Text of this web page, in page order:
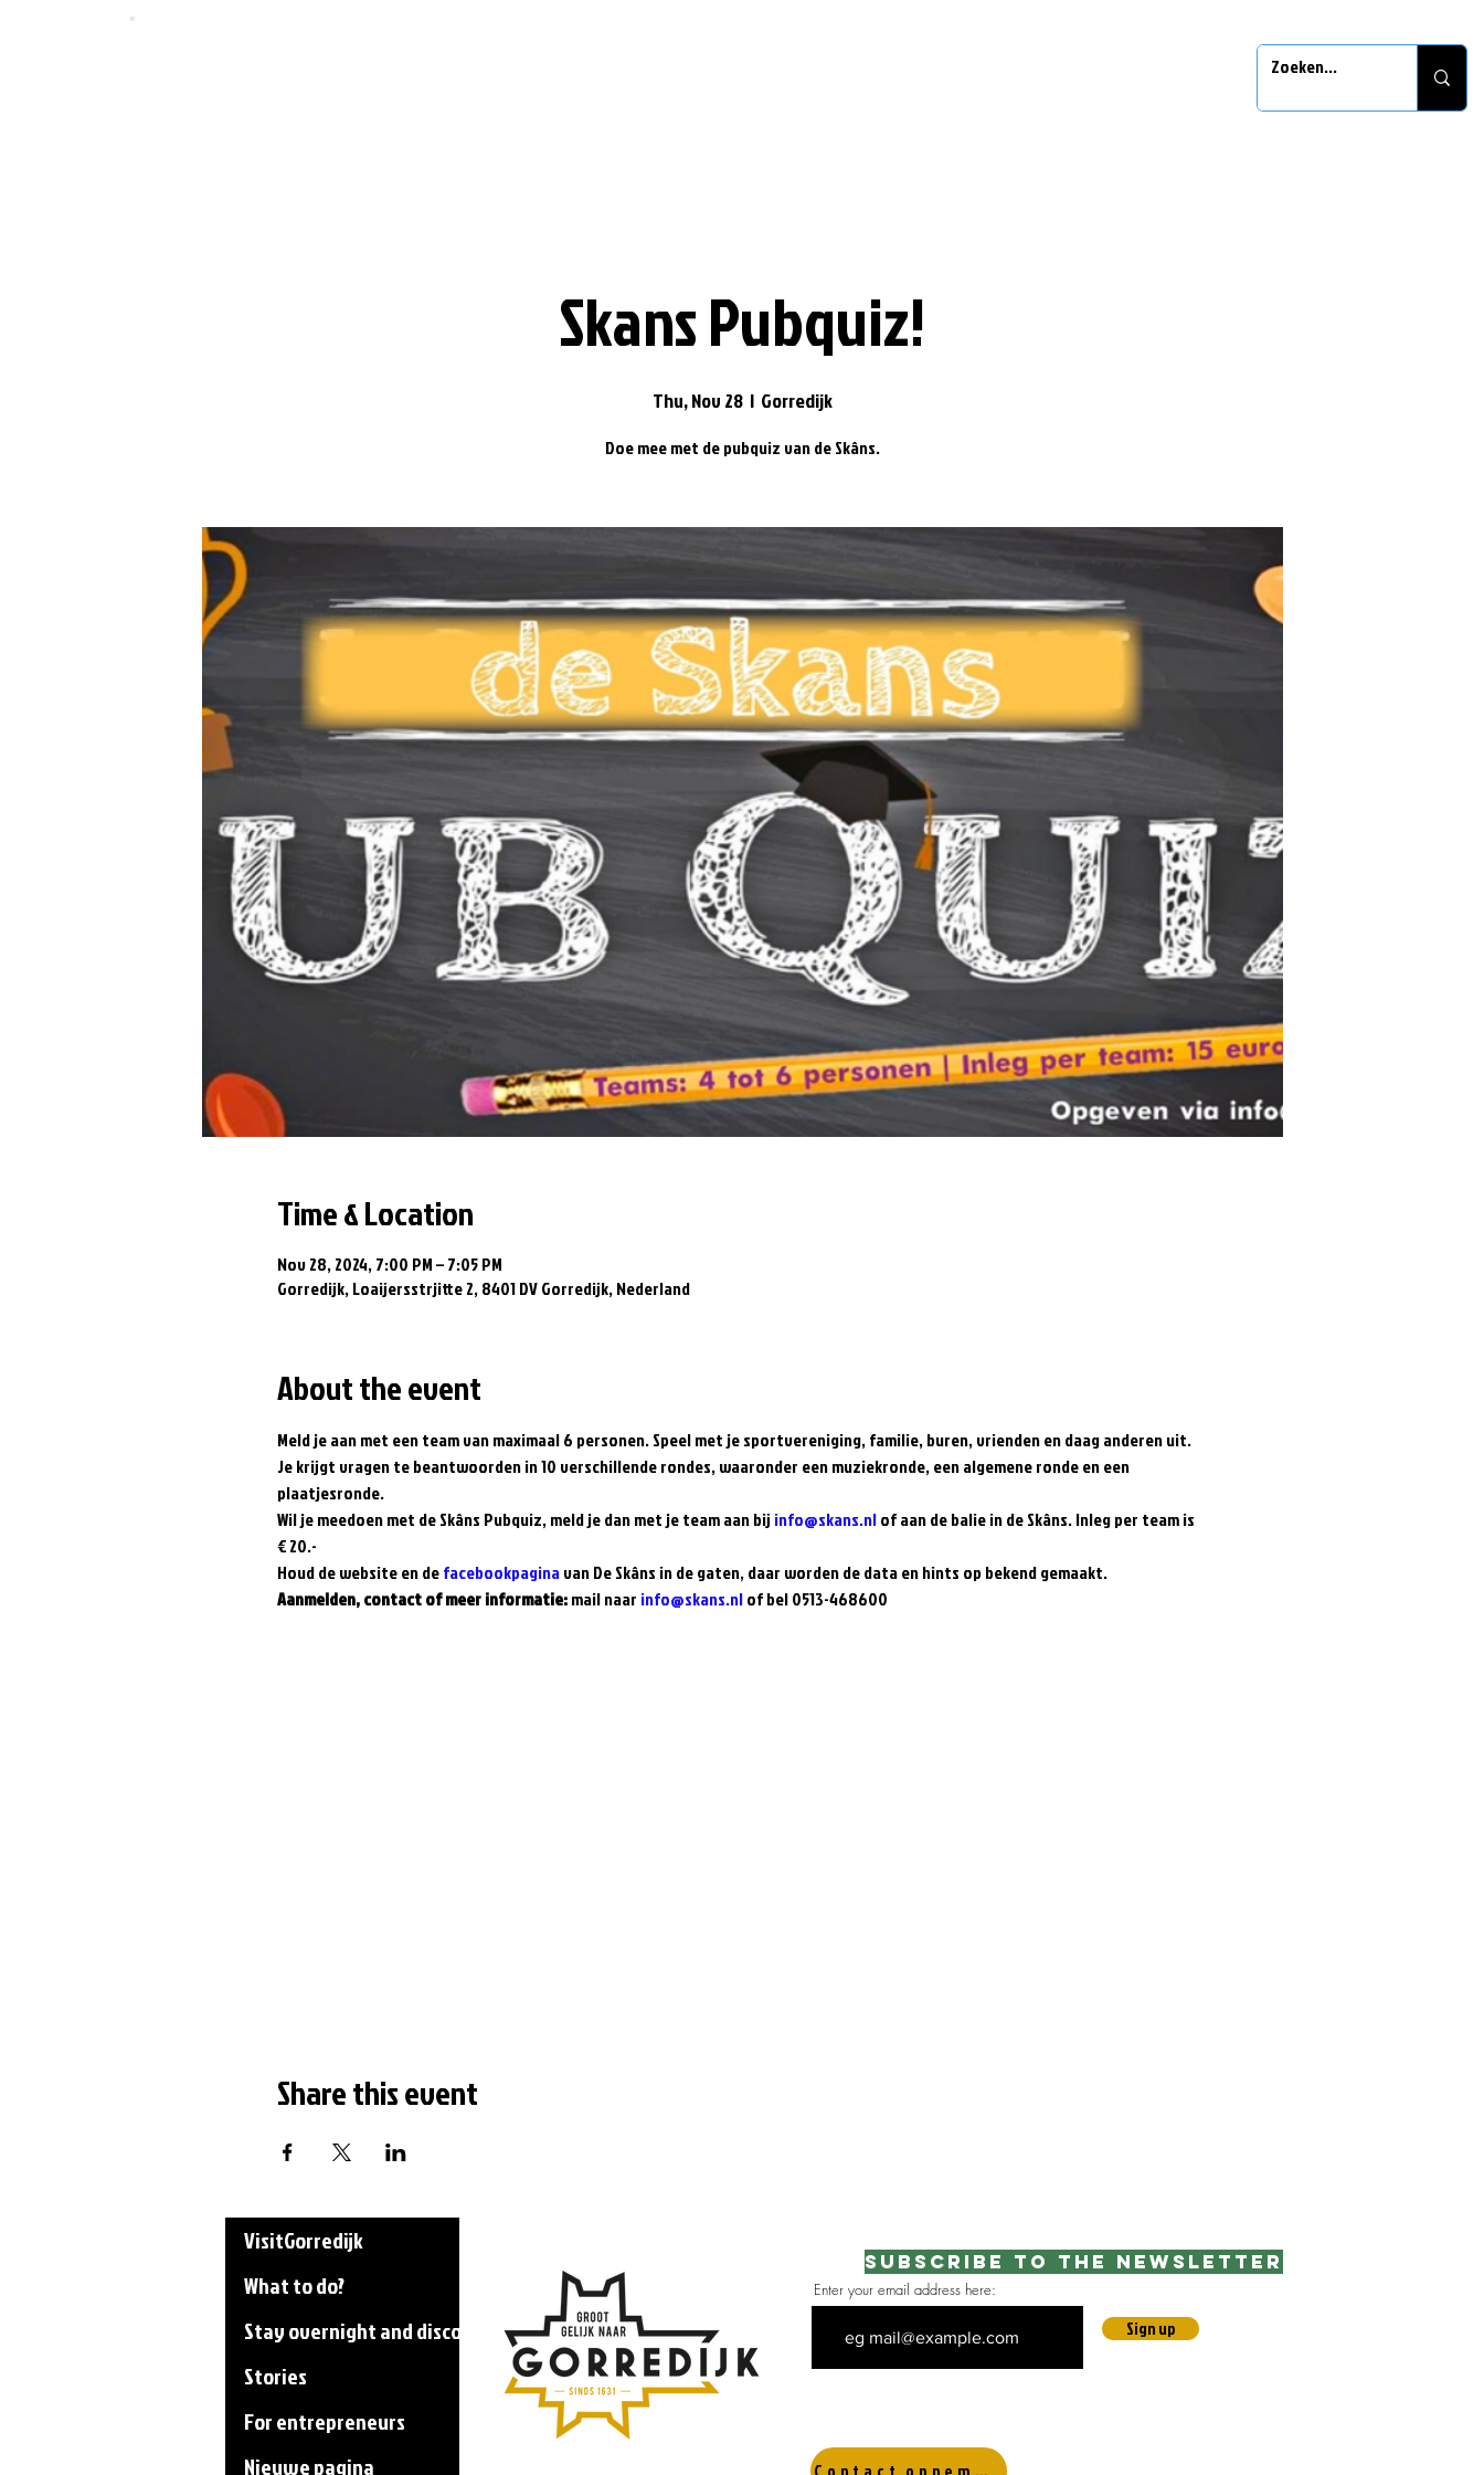
Skans Pubquiz!
Thu, Nov 28
  |
Gorredijk
Doe mee met de pubquiz van de Skâns.
Time & Location
Nov 28, 2024, 7:00 PM – 7:05 PM
Gorredijk, Loaijersstrjitte 2, 8401 DV Gorredijk, Nederland
About the event
Meld je aan met een team van maximaal 6 personen. Speel met je sportvereniging, familie, buren, vrienden en daag anderen uit.
Je krijgt vragen te beantwoorden in 10 verschillende rondes, waaronder een muziekronde, een algemene ronde en een
plaatjesronde.
Wil je meedoen met de Skâns Pubquiz, meld je dan met je team aan bij info@skans.nl of aan de balie in de Skâns. Inleg per team is
€ 20.-
Houd de website en de facebookpagina van De Skâns in de gaten, daar worden de data en hints op bekend gemaakt.
Aanmelden, contact of meer informatie: mail naar info@skans.nl of bel 0513-468600
Share this event
VisitGorredijk
What to do?
Stay overnight and discover the area
Stories
For entrepreneurs
Nieuwe pagina
Subscribe to the newsletter
Enter your email address here:
Sign up